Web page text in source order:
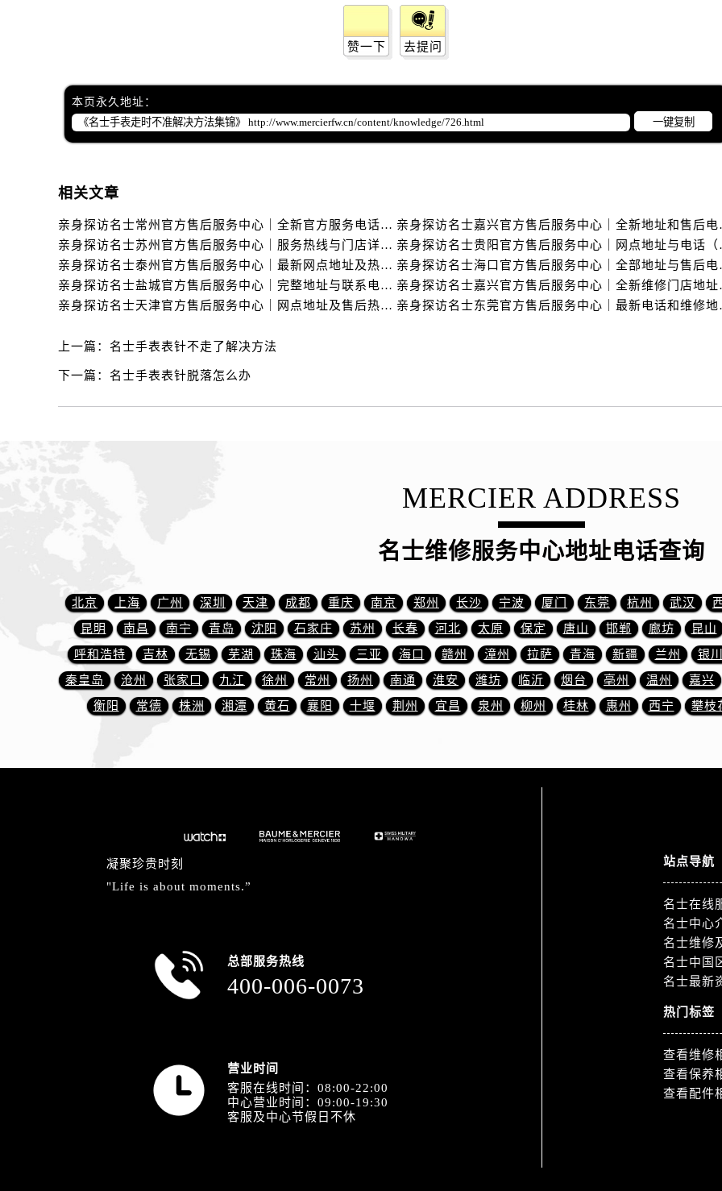
吉林省延边市延吉市解放路名士售后服务中心（需提前预约）
辽宁省鞍山市铁东区站前街名士售后服务中心（需提前预约）
辽宁省丹东市振兴区七经街名士售后服务中心（需提前预约）
辽宁省辽阳市白塔区新运大街名士售后服务中心（需提前预约）
辽宁省盘锦市兴隆台区石油大街名士售后服务中心（需提前预约）
辽宁省铁岭市银州区南马路名士售后服务中心（需提前预约）
辽宁省营口市站前区市府路与渤海大街交叉口名士售后服务中心（需提前预约）
辽宁省沈阳市沈河区中街路83号亨得利名表维修授权店1楼名士售后服务中心（需提前预约）
北京市东城区东长安街1号王府井东方广场W3座6层602室名士售后服务中心（需提前预约）
河北省保定市竞秀区朝阳北大街北国先天下名士售后服务中心（需提前预约）
内蒙古自治区赤峰市红山区哈达街名士售后服务中心（需提前预约）
内蒙古自治区鄂尔多斯市东胜区伊金霍洛街名士售后服务中心（需提前预约）
内蒙古自治区呼伦贝尔市海拉尔区中央街名士售后服务中心（需提前预约）
内蒙古自治区通辽市科尔沁区明仁大街名士售后服务中心（需提前预约）
内蒙古自治区乌兰察布市集宁区恩和大街名士售后服务中心（需提前预约）
内蒙古自治区锡林郭勒盟市锡林浩特市光明街与额尔敦路交叉口名士售后服务中心（需提前预约）
内蒙古自治区兴安盟市乌兰浩特市兴安大街名士售后服务中心（需提前预约）
山西省大同市平城区迎宾街名士售后服务中心（需提前预约）
山西省晋城市城区黄华街名士售后服务中心（需提前预约）
山西省吕梁市离石区永宁中路与建设街交叉口名士售后服务中心（需提前预约）
山西省朔州市朔城区怡西路与鄯阳西街交汇处名士售后服务中心（需提前预约）
山西省阳泉市郊区平阳东街与新城大道交叉口名士售后服务中心（需提前预约）
山西省运城市盐湖区河东街名士售后服务中心（需提前预约）
山西省长治市潞州区英雄中路名士售后服务中心（需提前预约）
山西省太原市迎泽区迎泽街道解放路15号亨得利名表维修授权店3楼名士售后服务中心（需提前预约
天津市和平区赤峰道136号天津国际金融中心26层2603室名士售后服务中心（需提前预约）
安徽省安庆市迎江区人民路名士售后服务中心（需提前预约）
安徽省蚌埠市蚌山区淮河路名士售后服务中心（需提前预约）
安徽省亳州市谯城区魏武大道名士售后服务中心（需提前预约）
安徽省阜阳市颍州区颍州北路名士售后服务中心（需提前预约）
安徽省淮北市相山区淮海路名士售后服务中心（需提前预约）
安徽省淮南市田家庵区国庆中路名士售后服务中心（需提前预约）
赞一下 去提问
本页永久地址：
一键复制
相关文章
亲身探访名士常州官方售后服务中心｜全新官方服务电话与地址（2026年7月最新）
亲身探访
亲身探访名士苏州官方售后服务中心｜服务热线与门店详细地址（2026年7月最新）
亲身探访
亲身探访名士泰州官方售后服务中心｜最新网点地址及热线（2026年7月最新）
亲身探访
亲身探访名士盐城官方售后服务中心｜完整地址与联系电话（2026年7月最新）
亲身探访名
亲身探访名士天津官方售后服务中心｜网点地址及售后热线（2026年7月最新）
亲身探访
上一篇： 名士手表表针不走了解决方法
下一篇： 名士手表表针脱落怎么办
MERCIER ADDRESS
名士维修服务中心地址电话查询
北京 上海 广州 深圳 天津 成都 重庆 南京 郑州 长沙 宁波 厦门 东莞 杭州 武汉
昆明
南昌 南宁 青岛 沈阳 石家庄 苏州 长春 河北 太原 保定 唐山 邯郸 廊坊
昆山
呼和浩特
吉林 无锡 芜湖 珠海 汕头 三亚 海口 赣州 漳州 拉萨 青海 新疆 兰州
银
秦皇岛
沧州 张家口 九江 徐州 常州 扬州 南通 淮安 潍坊 临沂 烟台 亳州 温州
嘉兴
衡阳
常德 株洲 湘潭 黄石 襄阳 十堰 荆州 宜昌 泉州 柳州 桂林 惠州 西宁 攀枝
凝聚珍贵时刻
"Life is about moments.”
总部服务热线
400-006-0073
营业时间
客服在线时间：08:00-22:00
中心营业时间：09:00-19:30
客服及中心节假日不休
站点导航
名士在线
名士中心
名士维修
名士中国
名士最新
热门标签
查看维修
查看保养
查看配件